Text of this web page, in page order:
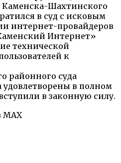
Каменска-Шахтинского
в суд с исковым
интернет-провайдеров
Интернет»
технической
к
районного суда
удовлетворены в полном
в законную силу.
MAX